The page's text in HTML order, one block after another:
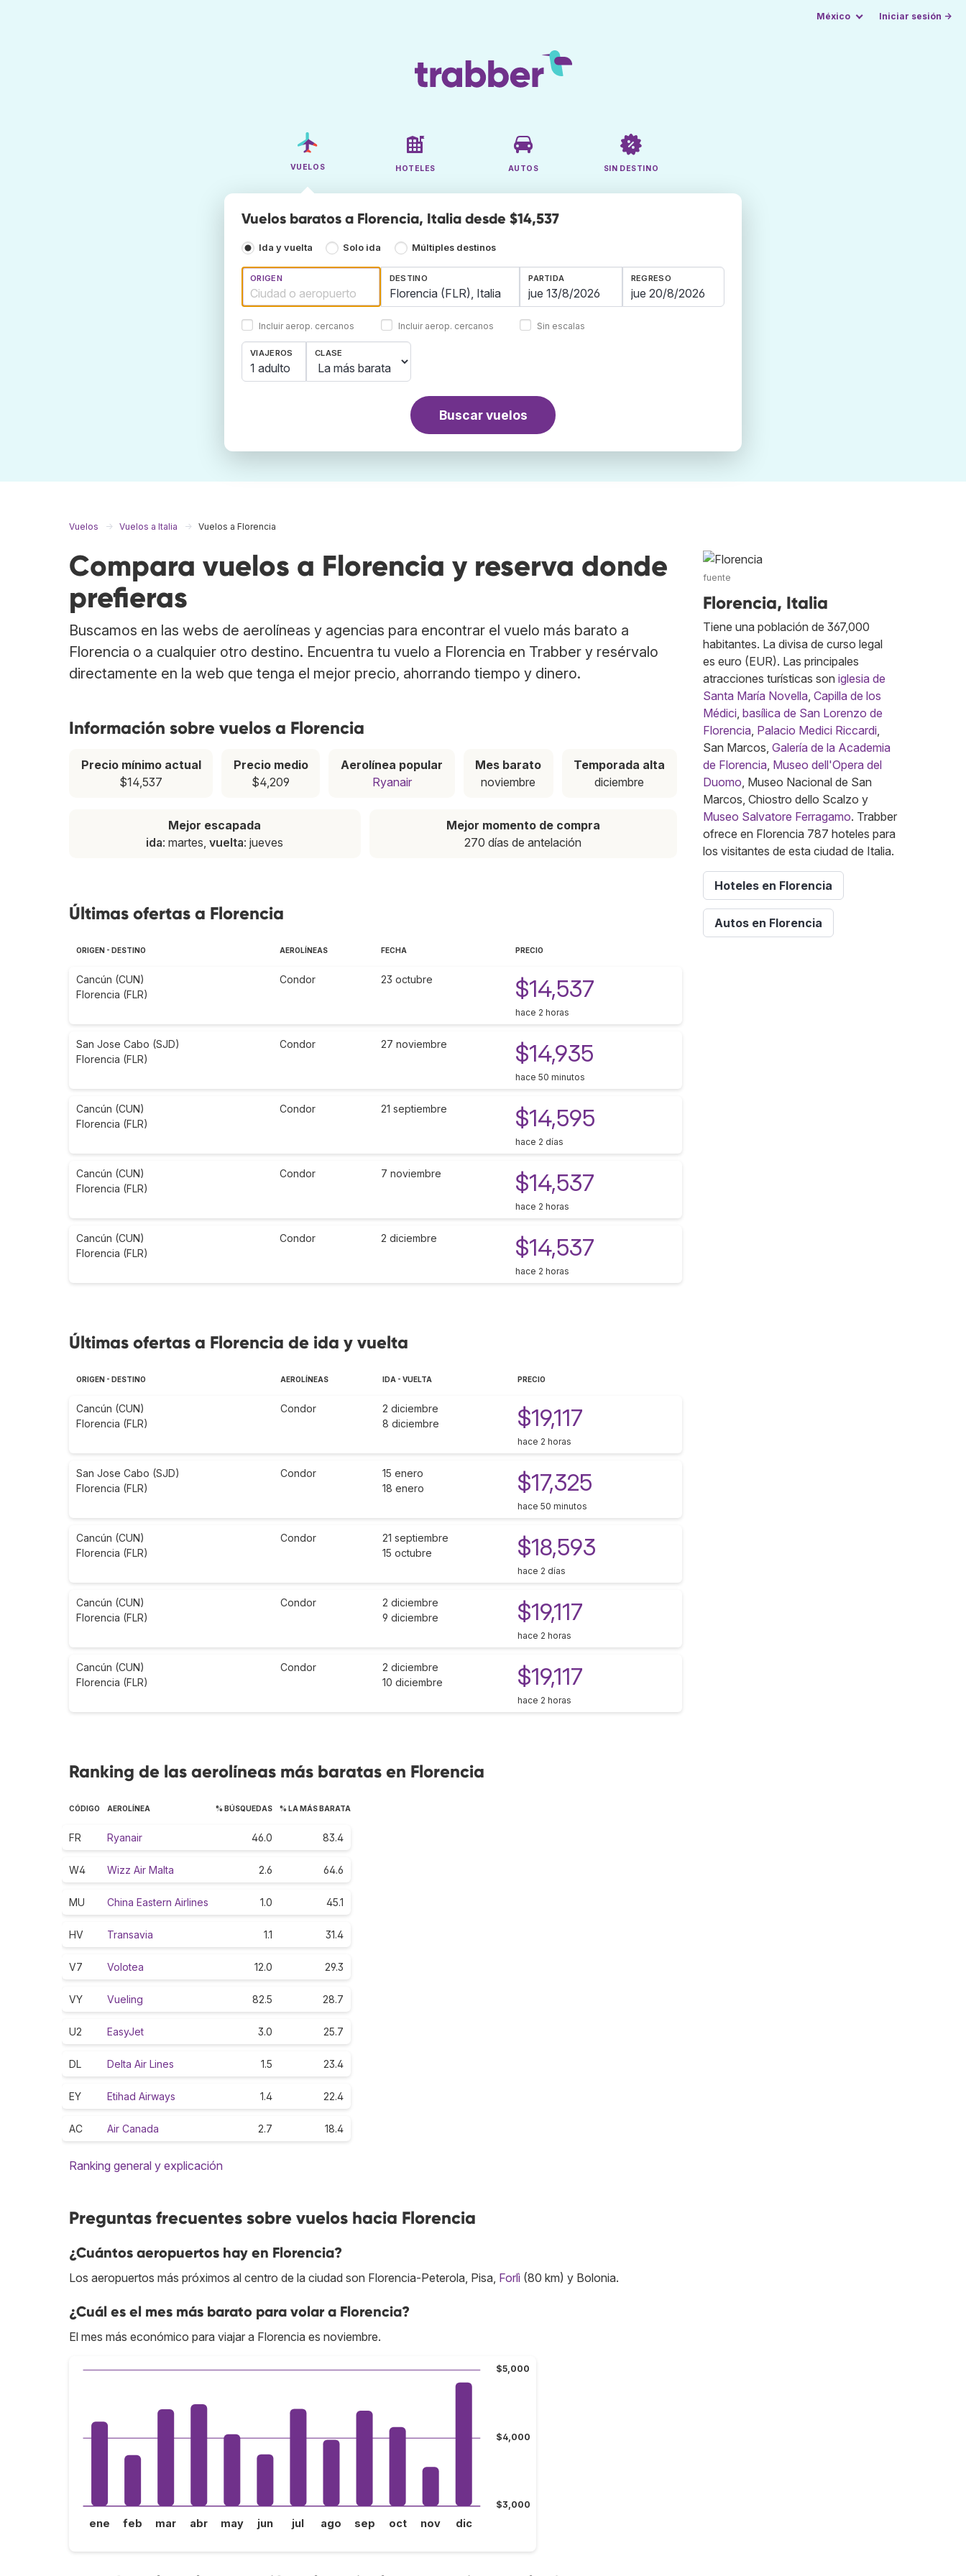
México Iniciar sesión →
VUELOS HOTELES AUTOS SIN DESTINO
Vuelos baratos a Florencia, Italia desde $14,537
Ida y vuelta Solo ida Múltiples destinos
ORIGEN
Incluir aerop. cercanos
DESTINO
Incluir aerop. cercanos
PARTIDA REGRESO
Sin escalas
VIAJEROS
1 adulto
CLASE
Buscar vuelos
Vuelos Vuelos a Italia Vuelos a Florencia
Compara vuelos a Florencia y reserva donde
prefieras
Buscamos en las webs de aerolíneas y agencias para encontrar el vuelo más barato a
Florencia o a cualquier otro destino. Encuentra tu vuelo a Florencia en Trabber y resérvalo
directamente en la web que tenga el mejor precio, ahorrando tiempo y dinero.
Información sobre vuelos a Florencia
Precio mínimo actual
$14,537
Precio medio
$4,209
Aerolínea popular
Ryanair
Mes barato
noviembre
Temporada alta
diciembre
Mejor escapada
ida: martes,vuelta: jueves
Mejor momento de compra
270 días de antelación
Últimas ofertas a Florencia
ORIGEN - DESTINO AEROLÍNEAS FECHA PRECIO
Cancún (CUN)
Florencia (FLR)
Condor 23 octubre $14,537
hace 2 horas
San Jose Cabo (SJD)
Florencia (FLR)
Condor 27 noviembre $14,935
hace 50 minutos
Cancún (CUN)
Florencia (FLR)
Condor 21 septiembre $14,595
hace 2 días
Cancún (CUN)
Florencia (FLR)
Condor 7 noviembre $14,537
hace 2 horas
Cancún (CUN)
Florencia (FLR)
Condor 2 diciembre $14,537
hace 2 horas
Últimas ofertas a Florencia de ida y vuelta
ORIGEN - DESTINO AEROLÍNEAS IDA - VUELTA PRECIO
Cancún (CUN)
Florencia (FLR)
Condor
2 diciembre
8 diciembre
$19,117
hace 2 horas
San Jose Cabo (SJD)
Florencia (FLR)
Condor
15 enero
18 enero
$17,325
hace 50 minutos
Cancún (CUN)
Florencia (FLR)
Condor
21 septiembre
15 octubre
$18,593
hace 2 días
Cancún (CUN)
Florencia (FLR)
Condor
2 diciembre
9 diciembre
$19,117
hace 2 horas
Cancún (CUN)
Florencia (FLR)
Condor
2 diciembre
10 diciembre
$19,117
hace 2 horas
Ranking de las aerolíneas más baratas en Florencia
CÓDIGO AEROLÍNEA % BÚSQUEDAS % LA MÁS BARATA
FR Ryanair 46.0 83.4
W4 Wizz Air Malta 2.6 64.6
MU China Eastern Airlines 1.0 45.1
HV Transavia 1.1 31.4
V7 Volotea 12.0 29.3
VY Vueling 82.5 28.7
U2 EasyJet 3.0 25.7
DL Delta Air Lines 1.5 23.4
EY Etihad Airways 1.4 22.4
AC Air Canada 2.7 18.4
Ranking general y explicación
Preguntas frecuentes sobre vuelos hacia Florencia
¿Cuántos aeropuertos hay en Florencia?
Los aeropuertos más próximos al centro de la ciudad son Florencia-Peterola, Pisa, Forlì (80 km) y Bolonia.
¿Cuál es el mes más barato para volar a Florencia?
El mes más económico para viajar a Florencia es noviembre.
$3,000
$4,000
$5,000
ene feb mar abr may jun jul ago sep oct nov dic
fuente
Florencia, Italia
Tiene una población de 367,000
habitantes. La divisa de curso legal
es euro (EUR). Las principales
atracciones turísticas son iglesia de
Santa María Novella, Capilla de los
Médici, basílica de San Lorenzo de
Florencia, Palacio Medici Riccardi,
San Marcos, Galería de la Academia
de Florencia, Museo dell'Opera del
Duomo, Museo Nacional de San
Marcos, Chiostro dello Scalzo y
Museo Salvatore Ferragamo. Trabber
ofrece en Florencia 787 hoteles para
los visitantes de esta ciudad de Italia.
Hoteles en Florencia
Autos en Florencia